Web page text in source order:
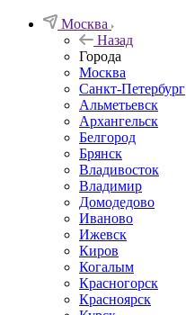
Москва
Назад
Города
Москва
Санкт-Петербург
Альметьевск
Архангельск
Белгород
Брянск
Владивосток
Владимир
Домодедово
Иваново
Ижевск
Киров
Когалым
Красногорск
Красноярск